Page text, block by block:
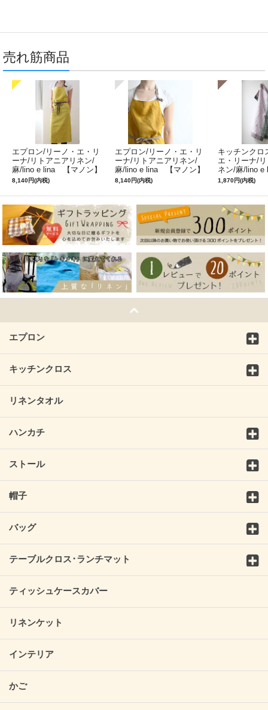
売れ筋商品
エプロン/リーノ・エ・リ
ーナ/リトアニアリネン/
麻/lino e lina 【マノン】
ミモザ
8,140円(内税)
エプロン/リーノ・エ・リ
ーナ/リトアニアリネン/
麻/lino e lina 【マノン】
サフランイエロー
8,140円(内税)
キッチンクロ
エ・リーナ/
ネン/麻/lino
ルフィ】パー
1,870円(内税)
エプロン
キッチンクロス
リネンタオル
ハンカチ
ストール
帽子
バッグ
テーブルクロス･ランチマット
ティッシュケースカバー
リネンケット
インテリア
かご